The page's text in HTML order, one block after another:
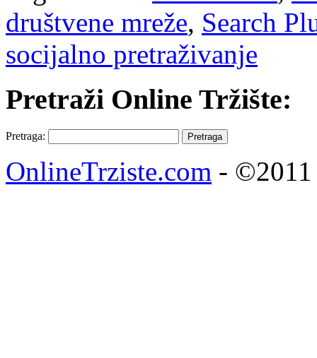
društvene mreže, Search
socijalno pretraživanje
Pretraži Online Tržište:
Pretraga:
OnlineTrziste.com - ©2011